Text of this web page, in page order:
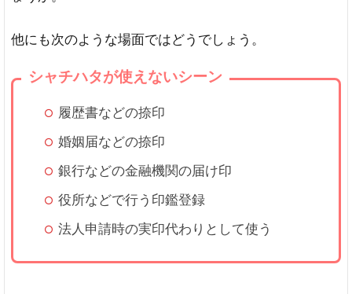
他にも次のような場面ではどうでしょう。
シャチハタが使えないシーン
履歴書などの捺印
婚姻届などの捺印
銀行などの金融機関の届け印
役所などで行う印鑑登録
法人申請時の実印代わりとして使う